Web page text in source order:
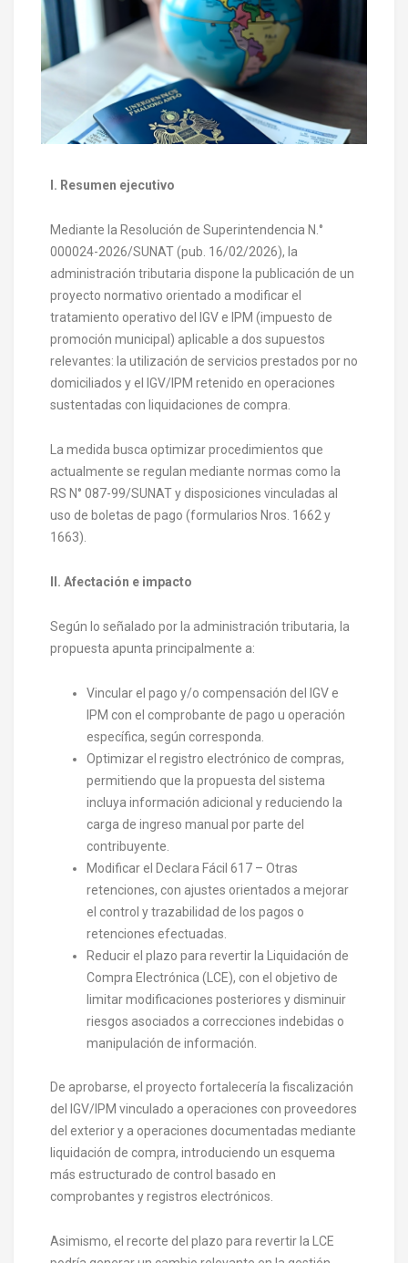
I. Resumen ejecutivo
Mediante la Resolución de Superintendencia N.°
000024-2026/SUNAT (pub. 16/02/2026), la
administración tributaria dispone la publicación de un
proyecto normativo orientado a modificar el
tratamiento operativo del IGV e IPM (impuesto de
promoción municipal) aplicable a dos supuestos
relevantes: la utilización de servicios prestados por no
domiciliados y el IGV/IPM retenido en operaciones
sustentadas con liquidaciones de compra.
La medida busca optimizar procedimientos que
actualmente se regulan mediante normas como la
RS N° 087-99/SUNAT y disposiciones vinculadas al
uso de boletas de pago (formularios Nros. 1662 y
1663).
II. Afectación e impacto
Según lo señalado por la administración tributaria, la
propuesta apunta principalmente a:
Vincular el pago y/o compensación del IGV e
IPM con el comprobante de pago u operación
específica, según corresponda.
Optimizar el registro electrónico de compras,
permitiendo que la propuesta del sistema
incluya información adicional y reduciendo la
carga de ingreso manual por parte del
contribuyente.
Modificar el Declara Fácil 617 – Otras
retenciones, con ajustes orientados a mejorar
el control y trazabilidad de los pagos o
retenciones efectuadas.
Reducir el plazo para revertir la Liquidación de
Compra Electrónica (LCE), con el objetivo de
limitar modificaciones posteriores y disminuir
riesgos asociados a correcciones indebidas o
manipulación de información.
De aprobarse, el proyecto fortalecería la fiscalización
del IGV/IPM vinculado a operaciones con proveedores
del exterior y a operaciones documentadas mediante
liquidación de compra, introduciendo un esquema
más estructurado de control basado en
comprobantes y registros electrónicos.
Asimismo, el recorte del plazo para revertir la LCE